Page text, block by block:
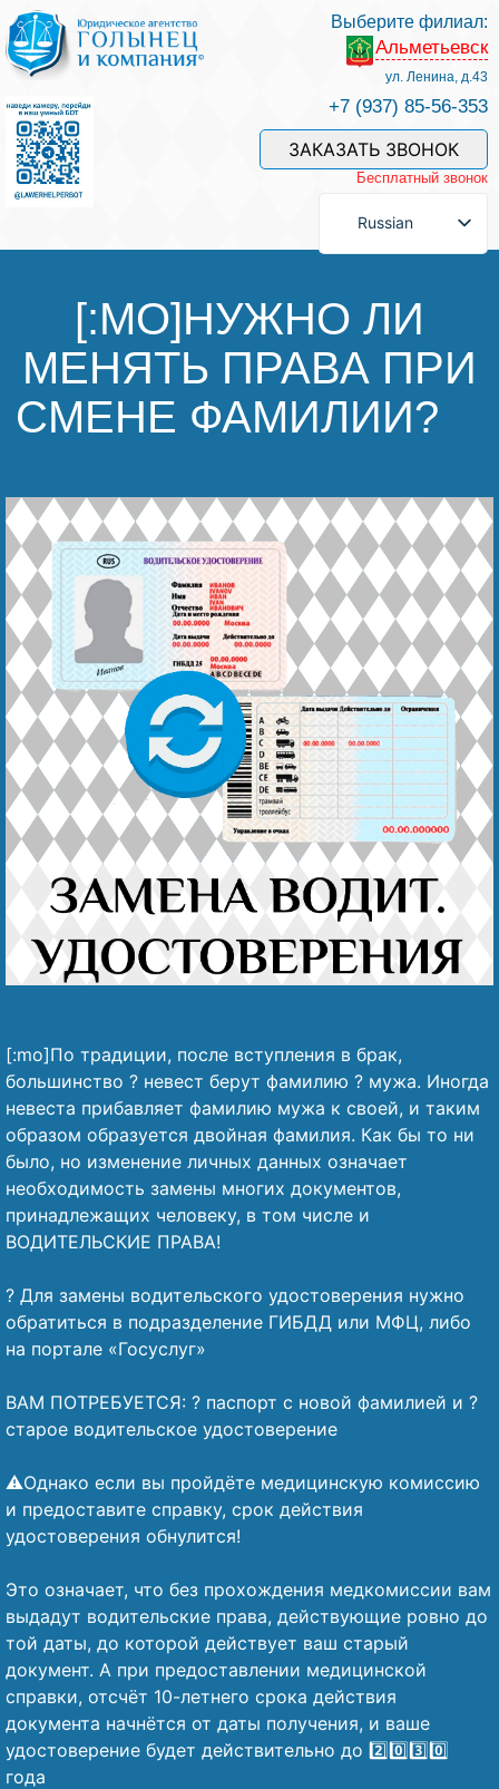
Услуги и наши специалисты
Оплата услуг
Задать вопрос
Отзывы
Полезные статьи
Наши победы
Видео о нас
Выберите филиал:
Альметьевск
ул. Ленина, д.43
+7 (937) 85-56-353
ЗАКАЗАТЬ ЗВОНОК
Бесплатный звонок
Russian
[:MO]НУЖНО ЛИ
МЕНЯТЬ ПРАВА ПРИ
СМЕНЕ ФАМИЛИИ? ⠀
[:mo]По традиции, после вступления в брак,
большинство ? невест берут фамилию ? мужа. Иногда
невеста прибавляет фамилию мужа к своей, и таким
образом образуется двойная фамилия. Как бы то ни
было, но изменение личных данных означает
необходимость замены многих документов,
принадлежащих человеку, в том числе и
ВОДИТЕЛЬСКИЕ ПРАВА!
? Для замены водительского удостоверения нужно
обратиться в подразделение ГИБДД или МФЦ, либо
на портале «Госуслуг»
ВАМ ПОТРЕБУЕТСЯ: ? паспорт с новой фамилией и ?
старое водительское удостоверение
⚠️Однако если вы пройдёте медицинскую комиссию
и предоставите справку, срок действия
удостоверения обнулится!
Это означает, что без прохождения медкомиссии вам
выдадут водительские права, действующие ровно до
той даты, до которой действует ваш старый
документ. А при предоставлении медицинской
справки, отсчёт 10-летнего срока действия
документа начнётся от даты получения, и ваше
удостоверение будет действительно до 2️⃣0️⃣3️⃣0️⃣
года